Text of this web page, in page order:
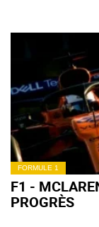
FORMULE 1
F1 -
PROGRÈS